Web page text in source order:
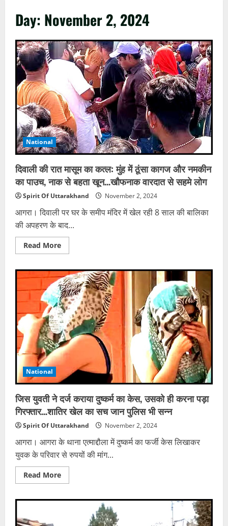
Day: November 2, 2024
National
दिवाली की रात मासूम का कत्ल: मुंह में ठूंसा कागज और नमकीन
का पाउच, नाक से बहता खून…खौफनाक वारदात से सहमे लोग
Spirit Of Uttarakhand November 2, 2024
आगरा। दिवाली पर घर के समीप मंदिर में खेल रही 8 साल की बालिका
की अपहरण के बाद...
Read MoreRead
more
की
रात
मासूम
का
कत्ल:
मुंह
में
ठूंसा
कागज
और
नमकीन
का
पाउच,
नाक
बहता
खून…
खौफनाक
वारदात
से
सहमे
लोग
National
जिस युवती ने दर्ज कराया दुष्कर्म का केस, उसको ही करना पड़ा
गिरफ्तार…शातिर खेल का सच जान पुलिस भी सन्न
Spirit Of Uttarakhand November 2, 2024
आगरा। आगरा के थाना एत्माद्दौला में दुष्कर्म का फर्जी केस लिखाकर
युवक के परिवार से रुपयों की मांग...
Read MoreRead
more
युवती